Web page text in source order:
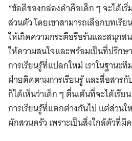
“ข้อดีของกล่องดำคือเด็ก ๆ จะได้เ
ส่วนตัว โดยเขาสามารถเลือกบทเรี
ให้เกิดความกระตือรือร้นและสนุก
ให้ความสนใจและพร้อมเป็นที่ปรึกษ
การเรียนรู้ที่แปลกใหม่ เราในฐานะที
ฝ่ายติดตามการเรียนรู้ และสื่อสาร
ก็ได้เห็นว่าเด็ก ๆ ตื่นเต้นที่จะได้เรี
การเรียนรู้ที่แตกต่างกันไป แต่ส่วน
ผักสวนครัว เพราะเป็นสิ่งใกล้ตัวที่